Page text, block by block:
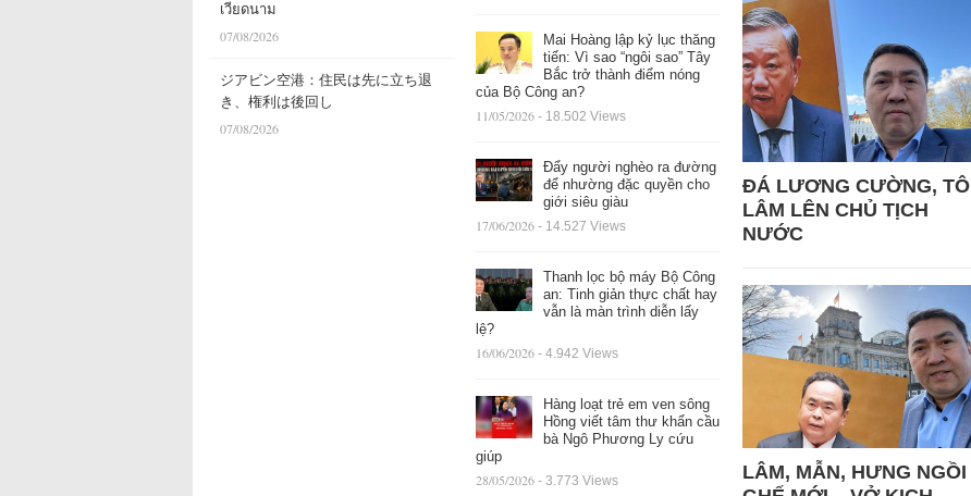
เวียดนาม
07/08/2026
ジアビン空港：住民は先に立ち退
き、権利は後回し
07/08/2026
Mai Hoàng lập kỷ lục thăng
tiến: Vì sao “ngôi sao” Tây
Bắc trở thành điểm nóng
của Bộ Công an?
11/05/2026 - 18.502 Views
Đẩy người nghèo ra đường
để nhường đặc quyền cho
giới siêu giàu
17/06/2026 - 14.527 Views
Thanh lọc bộ máy Bộ Công
an: Tinh giản thực chất hay
vẫn là màn trình diễn lấy
lệ?
16/06/2026 - 4.942 Views
Hàng loạt trẻ em ven sông
Hồng viết tâm thư khẩn cầu
bà Ngô Phương Ly cứu
giúp
28/05/2026 - 3.773 Views
ĐÁ LƯƠNG CƯỜNG, TÔ
LÂM LÊN CHỦ TỊCH
NƯỚC
LÂM, MẪN, HƯNG NGỒI